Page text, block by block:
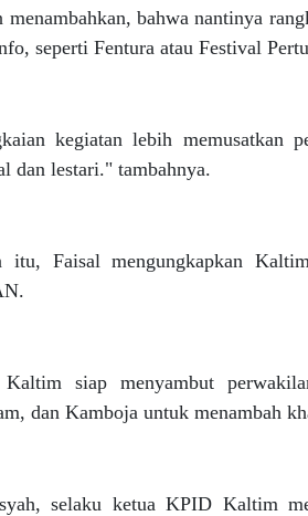
menambahkan, bahwa nantinya
seperti Fentura atau Festival
kegiatan lebih memusatkan
dan lestari." tambahnya.
itu, Faisal mengungkapkan
siap menyambut
dan Kamboja untuk menambah
selaku ketua KPID Kaltim